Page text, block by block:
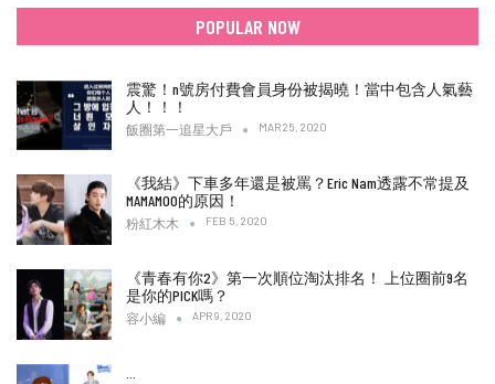
POPULAR NOW
震驚！n號房付費會員身份被揭曉！當中包含人氣藝
人！！！
飯圈第一追星大戶 MAR 25, 2020
《我結》下車多年還是被罵？Eric Nam透露不常提及
MAMAMOO的原因！
粉紅木木 FEB 5, 2020
《青春有你2》第一次順位淘汰排名！ 上位圈前9名
是你的PICK嗎？
容小編 APR 9, 2020